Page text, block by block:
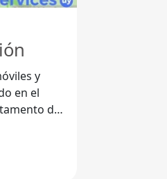
y
de